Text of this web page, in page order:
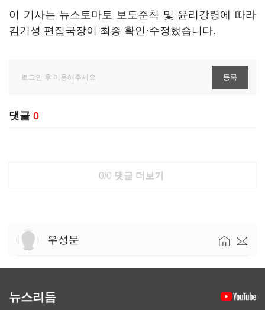
이 기사는 뉴스토마토 보도준칙 및 윤리강령에 따라
김기성 편집국장이 최종 확인·수정했습니다.
댓글 0
0/0 댓글 더보기
우성문
뉴스리듬